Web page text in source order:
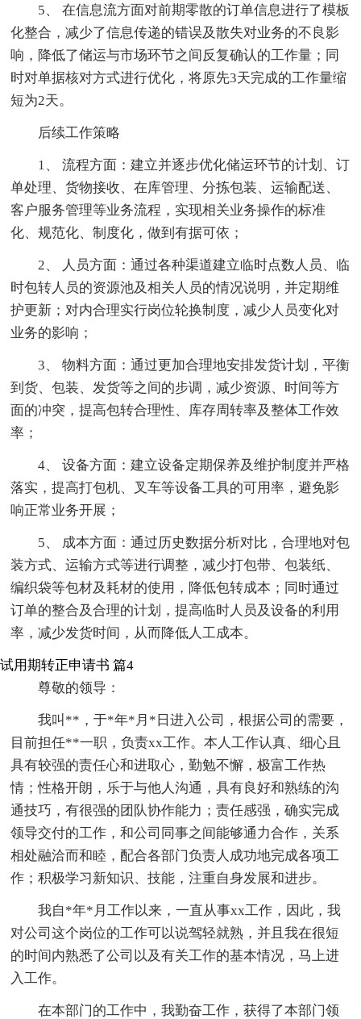
5、 在信息流方面对前期零散的订单信息进行了模板
化整合，减少了信息传递的错误及散失对业务的不良影
响，降低了储运与市场环节之间反复确认的工作量；同
时对单据核对方式进行优化，将原先3天完成的工作量缩
短为2天。
后续工作策略
1、 流程方面：建立并逐步优化储运环节的计划、订
单处理、货物接收、在库管理、分拣包装、运输配送、
客户服务管理等业务流程，实现相关业务操作的标准
化、规范化、制度化，做到有据可依；
2、 人员方面：通过各种渠道建立临时点数人员、临
时包转人员的资源池及相关人员的情况说明，并定期维
护更新；对内合理实行岗位轮换制度，减少人员变化对
业务的影响；
3、 物料方面：通过更加合理地安排发货计划，平衡
到货、包装、发货等之间的步调，减少资源、时间等方
面的冲突，提高包转合理性、库存周转率及整体工作效
率；
4、 设备方面：建立设备定期保养及维护制度并严格
落实，提高打包机、叉车等设备工具的可用率，避免影
响正常业务开展；
5、 成本方面：通过历史数据分析对比，合理地对包
装方式、运输方式等进行调整，减少打包带、包装纸、
编织袋等包材及耗材的使用，降低包转成本；同时通过
订单的整合及合理的计划，提高临时人员及设备的利用
率，减少发货时间，从而降低人工成本。
试用期转正申请书 篇4
尊敬的领导：
我叫**，于*年*月*日进入公司，根据公司的需要，
目前担任**一职，负责xx工作。本人工作认真、细心且
具有较强的责任心和进取心，勤勉不懈，极富工作热
情；性格开朗，乐于与他人沟通，具有良好和熟练的沟
通技巧，有很强的团队协作能力；责任感强，确实完成
领导交付的工作，和公司同事之间能够通力合作，关系
相处融洽而和睦，配合各部门负责人成功地完成各项工
作；积极学习新知识、技能，注重自身发展和进步。
我自*年*月工作以来，一直从事xx工作，因此，我
对公司这个岗位的工作可以说驾轻就熟，并且我在很短
的时间内熟悉了公司以及有关工作的基本情况，马上进
入工作。
在本部门的工作中，我勤奋工作，获得了本部门领